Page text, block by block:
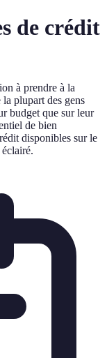
de crédit
à prendre à la
plupart des gens
budget que sur leur
de bien
disponibles sur le